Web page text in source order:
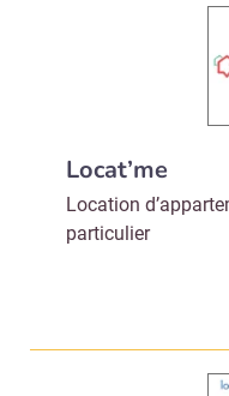
Locat’me
Location
particulier